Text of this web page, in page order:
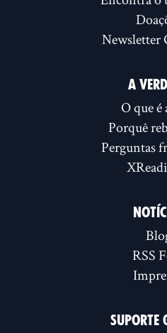
Newsletter
A
O que é
Porquê
Perguntas
RSS
SUPORTE